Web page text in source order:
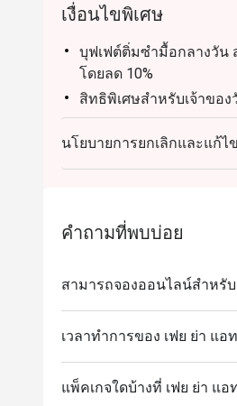
เงื่อนไขพิเศษ
บุฟเฟต์ติ่มซำมื้อกลางวัน
โดยลด 10%
สิทธิพิเศษสำหรับเจ้าขอ
(เงื่อนไข: กรุณาจองล่วง
การจอง)
-เมนูขนมจะหมุนเวียนเ
-กรุณาแสดงบัตรประชา
นโยบายการยกเลิกและแก้ไ
คำถามที่พบบ่อย
สามารถจองออนไลน์สำหรับ
เวลาทำการของ เฟย ย่า แอ
แพ็คเกจใดบ้างที่ เฟย ย่า แ